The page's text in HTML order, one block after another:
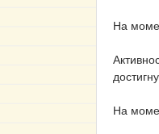
На
На